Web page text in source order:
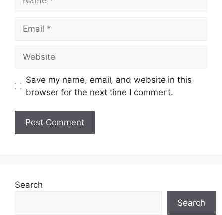
Save my name, email, and website in this
browser for the next time I comment.
Search
Search